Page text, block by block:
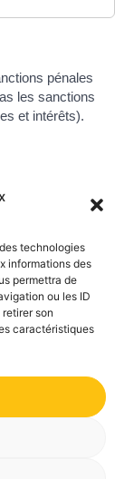
technologies
informations des
permettra de
ou les ID
son
caractéristiques
pénales
les sanctions
et intérêts).